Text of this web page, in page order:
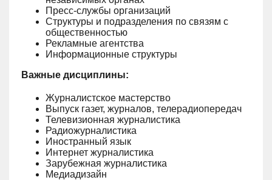
Пресс-службы организаций
Структуры и подразделения по связям с
общественностью
Рекламные агентства
Информационные структуры
Важные дисциплины:
Журналистское мастерство
Выпуск газет, журналов, телерадиопередач
Телевизионная журналистика
Радиожурналистика
Иностранный язык
Интернет журналистика
Зарубежная журналистика
Медиадизайн